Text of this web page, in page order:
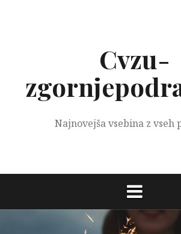
Cvzu-
Najnovejša vsebina z vseh